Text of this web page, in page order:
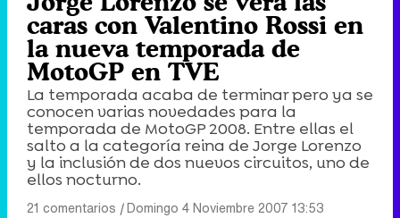
caras con Valentino Rossi en
la nueva temporada de
MotoGP en TVE
La temporada acaba de terminar pero ya se
conocen varias novedades para la
temporada de MotoGP 2008. Entre ellas el
salto a la categoría reina de Jorge Lorenzo
y la inclusión de dos nuevos circuitos, uno de
ellos nocturno.
21 comentarios |Domingo 4 Noviembre 2007 13:53